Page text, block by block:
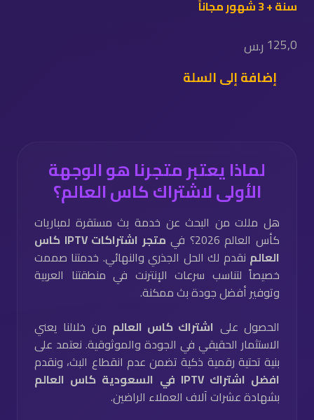
سنة + 3 شهور مجاناً
125,0 ر.س
إضافة إلى السلة
لماذا يعتبر متجرنا هو الوجهة
الأولى لاشتراك كاس العالم؟
هل مللت من البحث عن خدمة بث مستقرة لمباريات
كأس العالم 2026؟ في
متجر اشتراكات IPTV كاس
العالم نقدم لك الحل الجذري والنهائي. خدمتنا صممت
خصيصاً لتناسب سرعات الإنترنت في منطقتنا العربية
وتوفير أفضل جودة بث ممكنة.
الحصول على اشتراك كاس العالم من خلالنا يعني
الاستثمار الحقيقي في الجودة والموثوقية. نعتمد على
بنية تحتية رقمية ذكية تضمن عدم انقطاع البث، ونقدم
افضل اشتراك IPTV في السعودية كاس العالم
بشهادة عشرات آلاف العملاء الراضين.